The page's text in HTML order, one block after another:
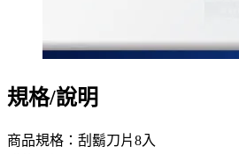
規格/說明
商品規格：刮鬍刀片8入